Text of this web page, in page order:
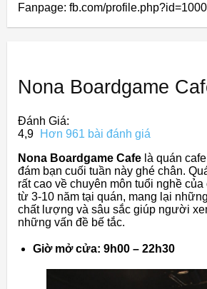
Fanpage: fb.com/
Nona Boardgame
Đánh Giá:
4,9
Hơn 961 bài đánh giá
Nona Boardgame Cafe là quán
đám bạn cuối tuần này ghé chân.
rất cao về chuyên môn tuổi nghề
từ 3-10 năm tại quán, mang lại
chất lượng và sâu sắc giúp người
những vấn đề bế tắc.
Giờ mở cửa: 9h00 – 22h30